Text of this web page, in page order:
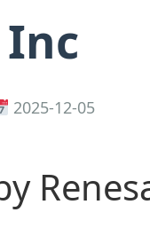
Inc
2025-12-05